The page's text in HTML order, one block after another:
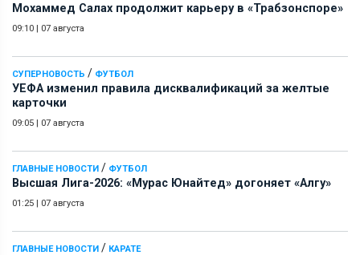
Мохаммед Салах продолжит карьеру в «Трабзонспоре»
09:10 | 07 августа
СУПЕРНОВОСТЬ / ФУТБОЛ
УЕФА изменил правила дисквалификаций за желтые
карточки
09:05 | 07 августа
ГЛАВНЫЕ НОВОСТИ / ФУТБОЛ
Высшая Лига-2026: «Мурас Юнайтед» догоняет «Алгу»
01:25 | 07 августа
ГЛАВНЫЕ НОВОСТИ / КАРАТЕ